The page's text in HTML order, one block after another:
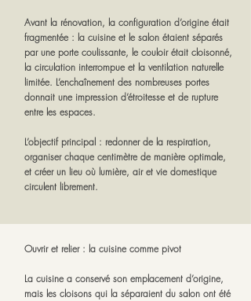
Avant la rénovation, la configuration d’origine était
fragmentée : la cuisine et le salon étaient séparés
par une porte coulissante, le couloir était cloisonné,
la circulation interrompue et la ventilation naturelle
limitée. L’enchaînement des nombreuses portes
donnait une impression d’étroitesse et de rupture
entre les espaces.
L’objectif principal : redonner de la respiration,
organiser chaque centimètre de manière optimale,
et créer un lieu où lumière, air et vie domestique
circulent librement.
Ouvrir et relier : la cuisine comme pivot
La cuisine a conservé son emplacement d’origine,
mais les cloisons qui la séparaient du salon ont été